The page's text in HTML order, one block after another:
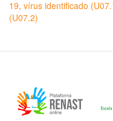
19, vírus identificado
(U07.2)